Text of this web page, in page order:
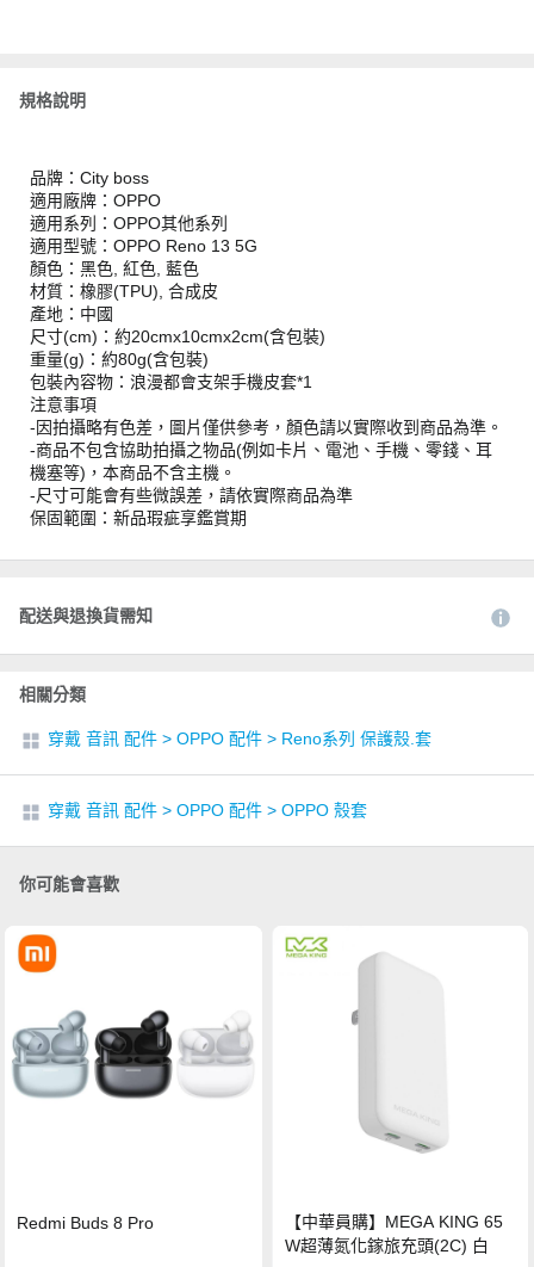
規格說明
品牌：City boss
適用廠牌：OPPO
適用系列：OPPO其他系列
適用型號：OPPO Reno 13 5G
顏色：黑色, 紅色, 藍色
材質：橡膠(TPU), 合成皮
產地：中國
尺寸(cm)：約20cmx10cmx2cm(含包裝)
重量(g)：約80g(含包裝)
包裝內容物：浪漫都會支架手機皮套*1
注意事項
-因拍攝略有色差，圖片僅供參考，顏色請以實際收到商品為準。
-商品不包含協助拍攝之物品(例如卡片、電池、手機、零錢、耳
機塞等)，本商品不含主機。
-尺寸可能會有些微誤差，請依實際商品為準
保固範圍：新品瑕疵享鑑賞期
配送與退換貨需知
相關分類
穿戴 音訊 配件 > OPPO 配件 > Reno系列 保護殼.套
穿戴 音訊 配件 > OPPO 配件 > OPPO 殼套
你可能會喜歡
Redmi Buds 8 Pro
【中華員購】MEGA KING 65
W超薄氮化鎵旅充頭(2C) 白